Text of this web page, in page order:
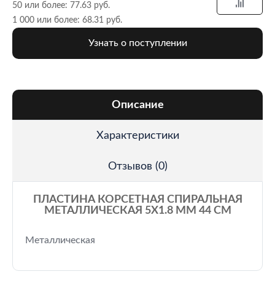
50 или более: 77.63 руб.
1 000 или более: 68.31 руб.
Узнать о поступлении
Описание
Характеристики
Отзывов (0)
ПЛАСТИНА КОРСЕТНАЯ СПИРАЛЬНАЯ
МЕТАЛЛИЧЕСКАЯ 5Х1.8 ММ 44 СМ
Металлическая